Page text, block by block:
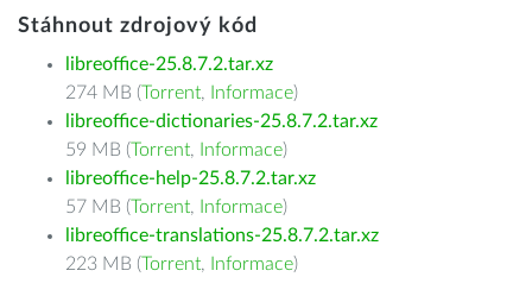
Stáhnout zdrojový kód
libreoffice-25.8.7.2.tar.xz
274 MB (Torrent, Informace)
libreoffice-dictionaries-25.8.7.2.tar.xz
59 MB (Torrent, Informace)
libreoffice-help-25.8.7.2.tar.xz
57 MB (Torrent, Informace)
libreoffice-translations-25.8.7.2.tar.xz
223 MB (Torrent, Informace)